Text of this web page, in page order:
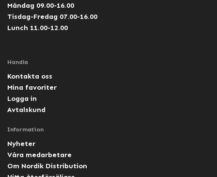
Måndag 09.00-16.00
Tisdag-Fredag 07.00-16.00
Lunch 11.00-12.00
Handla
Kontakta oss
Mina favoriter
Logga in
Avtalskund
Information
Nyheter
Våra medarbetare
Om Nordik Distribution